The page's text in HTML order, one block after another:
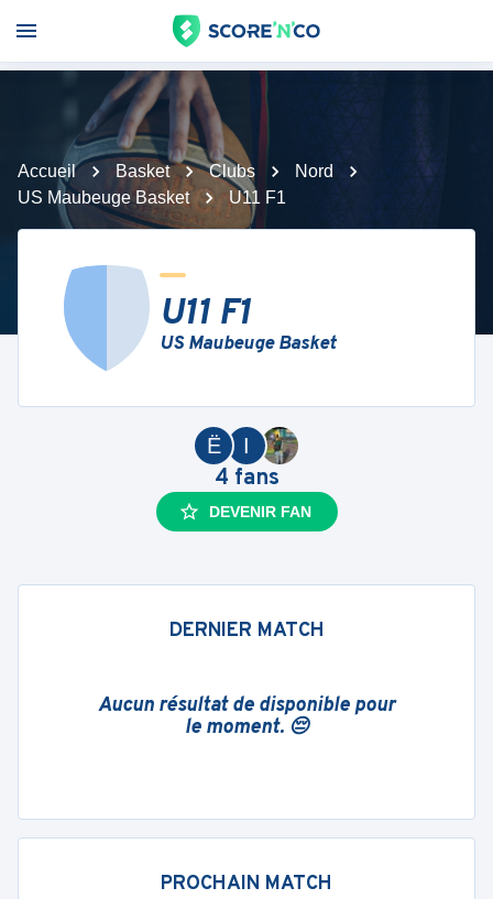
Accueil Basket Clubs
Nord
US Maubeuge Basket
U11 F1
U11 F1
US Maubeuge Basket
I
Ë
4 fans
DEVENIR FAN
DERNIER MATCH
Aucun résultat de disponible pour
le moment. 😔
PROCHAIN MATCH